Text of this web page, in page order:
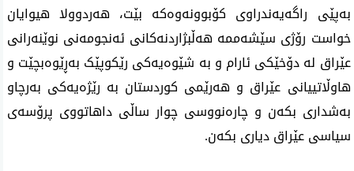
بەپێی راگەیەندراوی کۆبوونەوەکە بێت، هەردوولا هیوایان
خواست رۆژی سێشەممە هەڵبژاردنەکانی ئەنجومەنی نوێنەرانی
عێراق لە دۆخێکی ئارام و بە شێوەیەکی رێکوپێک بەڕێوەبچێت و
هاوڵاتییانی عێراق و هەرێمی کوردستان بە رێژەیەکی بەرچاو
بەشداری بکەن و چارەنووسی چوار ساڵی داهاتووی پرۆسەی
سیاسی عێراق دیاری بکەن.